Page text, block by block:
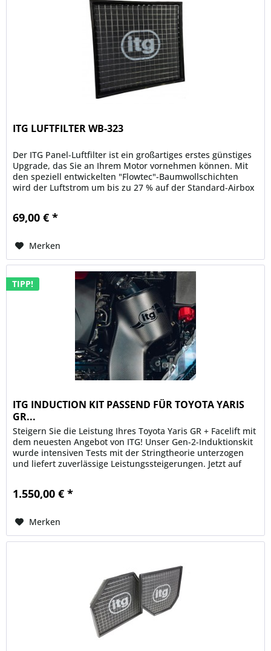
ITG LUFTFILTER WB-323
Der ITG Panel-Luftfilter ist ein großartiges erstes günstiges
Upgrade, das Sie an Ihrem Motor vornehmen können. Mit
den speziell entwickelten "Flowtec"-Baumwollschichten
wird der Luftstrom um bis zu 27 % auf der Standard-Airbox
69,00 € *
Merken
TIPP!
ITG INDUCTION KIT PASSEND FÜR TOYOTA YARIS
GR...
Steigern Sie die Leistung Ihres Toyota Yaris GR + Facelift mit
dem neuesten Angebot von ITG! Unser Gen-2-Induktionskit
wurde intensiven Tests mit der Stringtheorie unterzogen
und liefert zuverlässige Leistungssteigerungen. Jetzt auf
1.550,00 € *
Merken